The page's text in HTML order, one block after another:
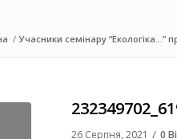
/ Учасники семінару
26 Серпня, 2021 / 0